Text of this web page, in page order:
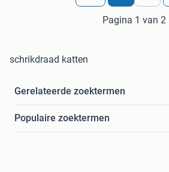
Pagina 1 van 2
schrikdraad katten
Gerelateerde zoektermen
Populaire zoektermen